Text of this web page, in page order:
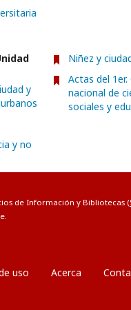
y
y no
Niñez y
Actas del
nacional de
sociales y
de Información y Bibliotecas (
uso Acerca